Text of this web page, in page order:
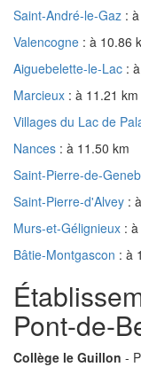
Saint-André-le-Gaz :
Valencogne : à 10.86
Aiguebelette-le-Lac :
Marcieux : à 11.21 km
Villages du Lac de
Nances : à 11.50 km
Saint-Pierre-de-
Saint-Pierre-d'Alvey :
Murs-et-Gélignieux :
Bâtie-Montgascon : à
Pont-de-
Collège le Guillon -